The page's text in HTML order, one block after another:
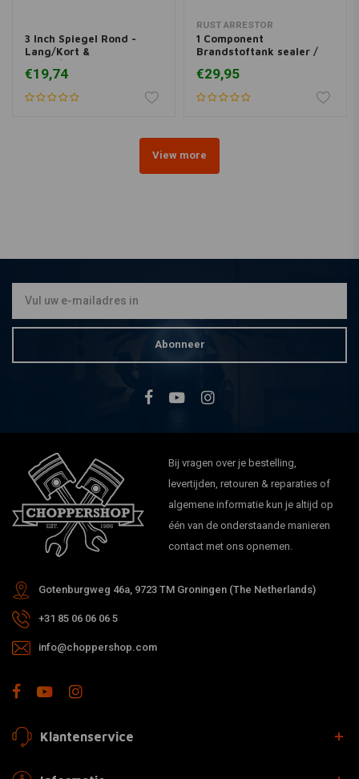
10-13 FLTRX
15-24 FLTRX
15-24 FLTRXS
15-22 FLTRXSE
Voor 15-24 Road Glide modellen (excl. 18-21 FLTRXSE CVO Road
Voor 09-13 Road Glide-modellen kan de Burly crashbar-kit niet
onderste kuip.
Bij sommige modellen moet de voorste chinchspoiler worden
verwijderd of vervangen door een oliekoelerafdekking om de
Burly Crash Bar kit te kunnen installeren.
moeten de onderste (linker en rechter) zadeltassteunen worden
Door interferentie van waterkoelingsleidingen past deze kit niet
op Twin-Cooled touring modellen
Burly adviseert een enkele kuipsteunbeugel (niet inbegrepen), H-
D 47200354, BRKT, FR FAIR, SPRT Assembly BLK en benodigde
hardware.
3 Inch Spiegel Rond -
Lang/Kort &
Zwart/Chrome
€19,74
RUST ARRESTOR
1 Component
Brandstoftank sealer /
€29,95
View more
Abonneer
Bij vragen over je bestelling,
levertijden, retouren & reparaties of
algemene informatie kun je altijd op
één van de onderstaande manieren
contact met ons opnemen.
Gotenburgweg 46a, 9723 TM Groningen (The Netherlands)
+31 85 06 06 06 5
info@choppershop.com
Klantenservice